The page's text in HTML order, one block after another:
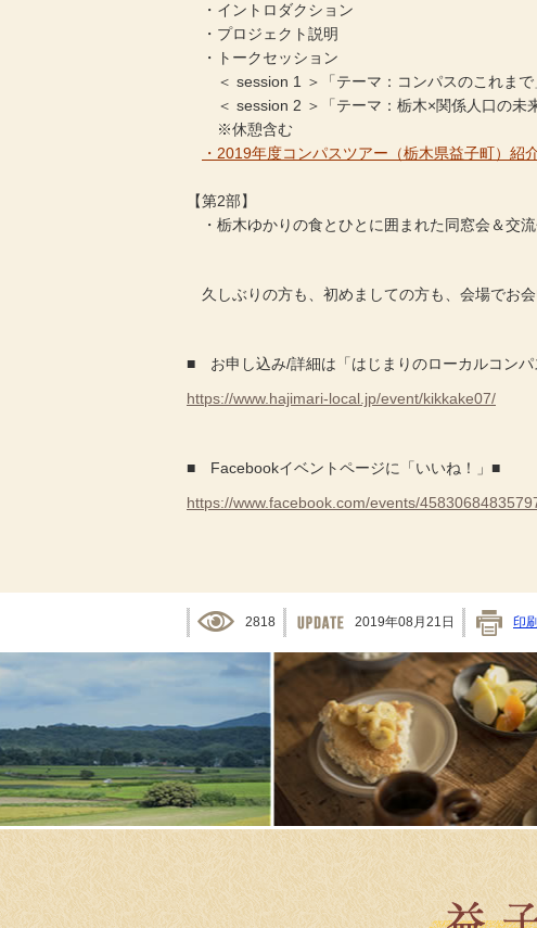
・イントロダクション
・プロジェクト説明
・トークセッション
＜ session 1 ＞「テーマ：コンパスのこれまで
＜ session 2 ＞「テーマ：栃木×関係人口の未来
※休憩含む
・2019年度コンパスツアー（栃木県益子町）
【第2部】
・栃木ゆかりの食とひとに囲まれた同窓会＆交
久しぶりの方も、初めましての方も、会場でお会
■ お申し込み/詳細は「はじまりのローカルコン
https://www.hajimari-local.jp/event/kikkake07/
■ Facebookイベントページに「いいね！」■
https://www.facebook.com/events/
2818 2019年08月21日 印